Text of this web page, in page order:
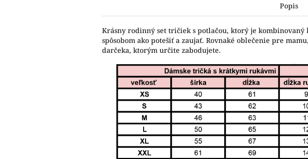
Popis
Krásny rodinný set tričiek s potlačou, ktorý je
spôsobom ako potešiť a zaujať. Rovnaké oblečenie pre
darčeka, ktorým určite zabodujete.